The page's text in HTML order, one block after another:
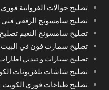
تصليح جوالات الفروانية فوري
تصليح سامسونج الرقعي فني
تصليح سامسونج النعيم تصليح
تصليح سمارت فون في البيت بكل
تصليح سيارات و تبديل اطارات في
تصليح شاشات تلفزيونات
تصليح طباخات فوري الكويت